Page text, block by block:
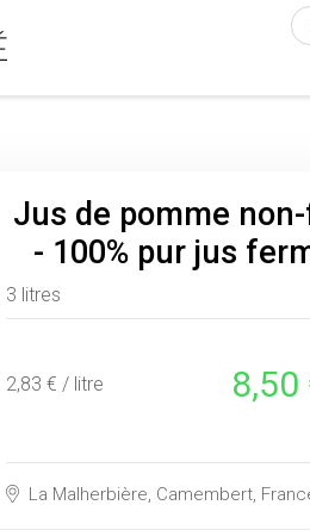
Jus de pomme
- 100% pur jus
3 litres
2,83 € / litre 8,50
La Malherbière, Camembert,